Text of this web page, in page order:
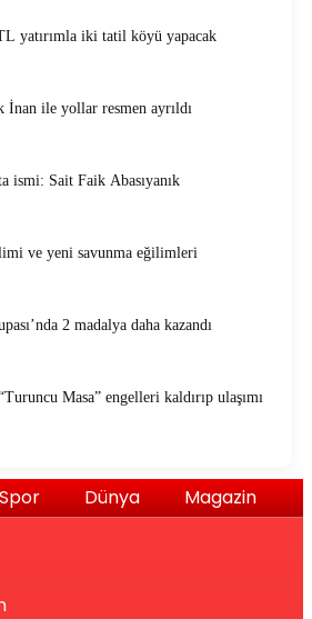
yatırımla iki tatil köyü yapacak
İnan ile yollar resmen ayrıldı
ismi: Sait Faik Abasıyanık
ve yeni savunma eğilimleri
2 madalya daha kazandı
Masa” engelleri kaldırıp ulaşımı
Dünya Magazin